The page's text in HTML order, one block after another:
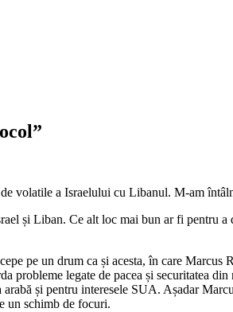
volatile a Israelului cu Libanul. M-am
și Liban. Ce alt loc mai bun ar fi pentru
pe un drum ca și acesta, în care
probleme legate de pacea și securitatea
și pentru interesele SUA. Așadar
un schimb de focuri.